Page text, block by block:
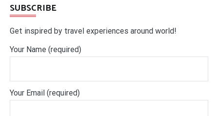
SUBSCRIBE
Get inspired by travel experiences around world!
Your Name (required)
Your Email (required)